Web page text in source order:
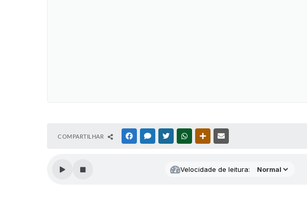
COMPARTILHAR FACEBOOKMESSENGER
TWITTERWHATSAPPOUTRAS MÍDIAS
Velocidade de leitura: